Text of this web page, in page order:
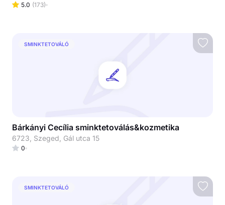
5.0 (173)
SMINKTETOVÁLÓ
Bárkányi Cecília sminktetoválás&kozmetika
6723, Szeged, Gál utca 15
0
SMINKTETOVÁLÓ